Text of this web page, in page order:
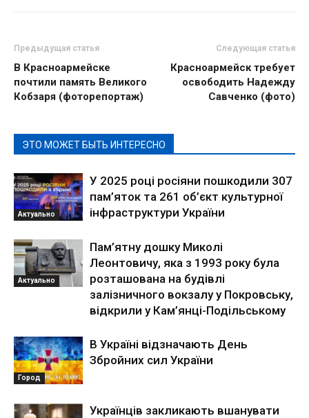
Предыдущая статья
В Красноармейске
почтили память Великого
Кобзаря (фоторепортаж)
Следующая статья
Красноармейск требует
освободить Надежду
Савченко (фото)
ЭТО МОЖЕТ БЫТЬ ИНТЕРЕСНО
Актуально
У 2025 році росіяни пошкодили 307
пам’яток та 261 об’єкт культурної
інфраструктури України
Актуально
Пам’ятну дошку Миколі
Леонтовичу, яка з 1993 року була
розташована на будівлі
залізничного вокзалу у Покровську,
відкрили у Кам’янці-Подільському
Город
В Україні відзначають День
Збройних сил України
Українців закликають вшанувати